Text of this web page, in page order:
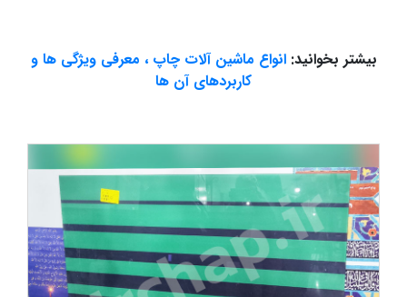
بیشتر بخوانید:انواع ماشین آلات چاپ ، معرفی ویژگی ها و
کاربردهای آن ها